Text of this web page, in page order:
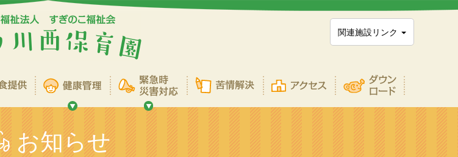
関連施設リンク
お知らせ